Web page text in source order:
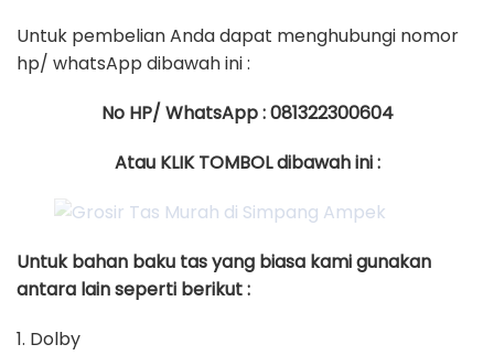
Untuk pembelian Anda dapat menghubungi nomor
hp/ whatsApp dibawah ini :
No HP/ WhatsApp : 081322300604
Atau KLIK TOMBOL dibawah ini :
Untuk bahan baku tas yang biasa kami gunakan
antara lain seperti berikut :
1. Dolby